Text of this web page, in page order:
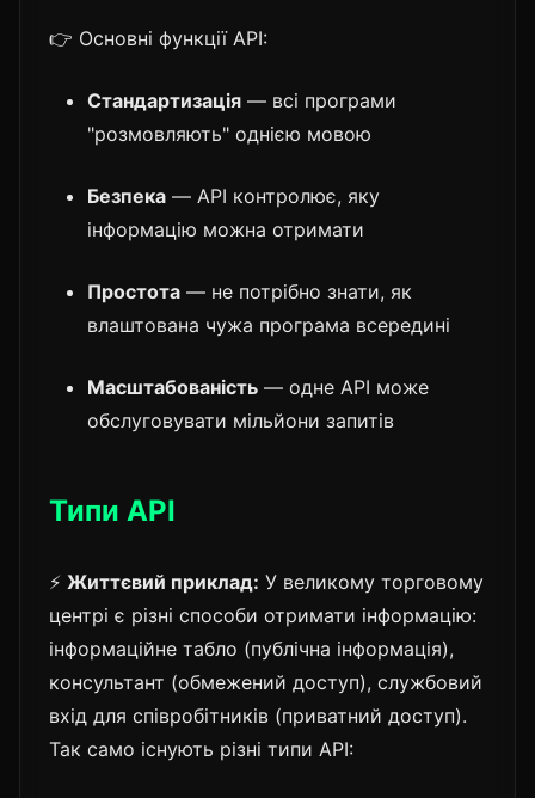
👉 Основні функції API:
Стандартизація — всі програми
"розмовляють" однією мовою
Безпека — API контролює, яку
інформацію можна отримати
Простота — не потрібно знати, як
влаштована чужа програма всередині
Масштабованість — одне API може
обслуговувати мільйони запитів
Типи API
⚡ Життєвий приклад: У великому торговому
центрі є різні способи отримати інформацію:
інформаційне табло (публічна інформація),
консультант (обмежений доступ), службовий
вхід для співробітників (приватний доступ).
Так само існують різні типи API: